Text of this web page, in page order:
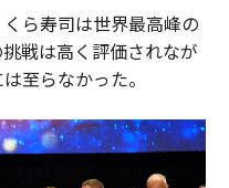
ら寿司は世界最高峰の
戦は高く評価されなが
至らなかった。